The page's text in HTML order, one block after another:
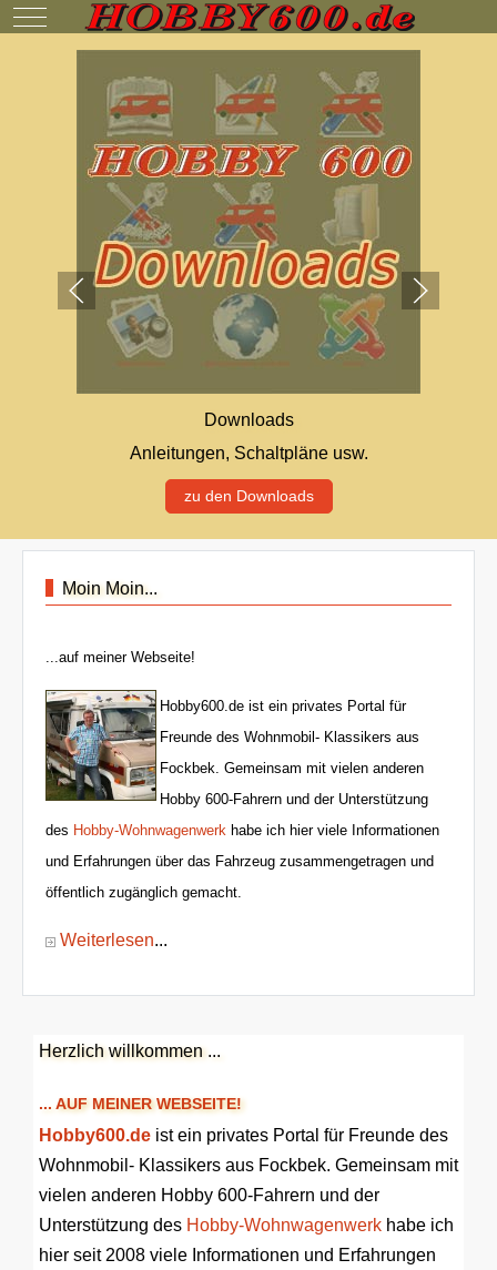
Mobile Menu Toggle
Downloads
Anleitungen, Schaltpläne usw.
zu den Downloads
Moin Moin...
...auf meiner Webseite!
Hobby600.de ist ein privates Portal für
Freunde des Wohnmobil- Klassikers aus
Fockbek. Gemeinsam mit vielen anderen
Hobby 600-Fahrern und der Unterstützung
des Hobby-Wohnwagenwerk habe ich hier viele Informationen
und Erfahrungen über das Fahrzeug zusammengetragen und
öffentlich zugänglich gemacht.
Weiterlesen...
Herzlich willkommen ...
... AUF MEINER WEBSEITE!
Hobby600.de ist ein privates Portal für Freunde des
Wohnmobil- Klassikers aus Fockbek. Gemeinsam mit
vielen anderen Hobby 600-Fahrern und der
Unterstützung des Hobby-Wohnwagenwerk habe ich
hier seit 2008 viele Informationen und Erfahrungen